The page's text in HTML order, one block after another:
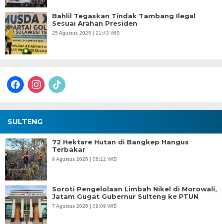
Bahlil Tegaskan Tindak Tambang Ilegal
Sesuai Arahan Presiden
25 Agustus 2025 | 21:43 WIB
facebookinstagram
tiktok
SULTENG
72 Hektare Hutan di Bangkep Hangus
Terbakar
9 Agustus 2026 | 08:12 WIB
Soroti Pengelolaan Limbah Nikel di Morowali,
Jatam Gugat Gubernur Sulteng ke PTUN
7 Agustus 2026 | 09:09 WIB